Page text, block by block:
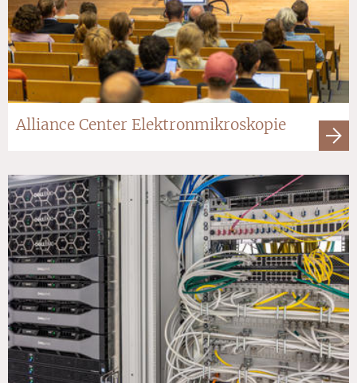
Alliance Center Elektronmikroskopie